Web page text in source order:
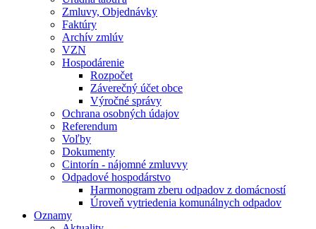
Zmluvy, Objednávky
Faktúry
Archív zmlúv
VZN
Hospodárenie
Rozpočet
Záverečný účet obce
Výročné správy
Ochrana osobných údajov
Referendum
Voľby
Dokumenty
Cintorín - nájomné zmluvvy
Odpadové hospodárstvo
Harmonogram zberu odpadov z domácností
Úroveň vytriedenia komunálnych odpadov
Oznamy